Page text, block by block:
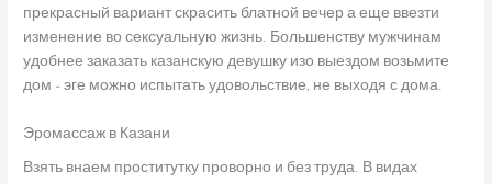
прекрасный вариант скрасить блатной вечер а еще ввезти
изменение во сексуальную жизнь. Большенству мужчинам
удобнее заказать казанскую девушку изо выездом возьмите
дом – эге можно испытать удовольствие, не выходя с дома.
Эромассаж в Казани
Взять внаем проститутку проворно и без труда. В видах